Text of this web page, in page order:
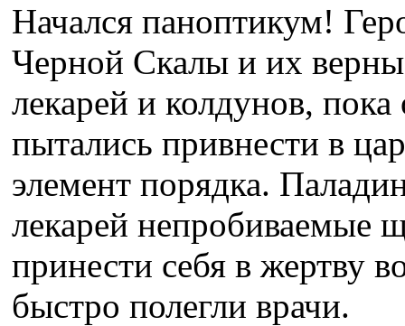
Начался паноптикум!
Черной Скалы и их
лекарей и колдунов,
пытались привнести в
элемент порядка.
лекарей непробиваемые
принести себя в жертву
быстро полегли врачи.